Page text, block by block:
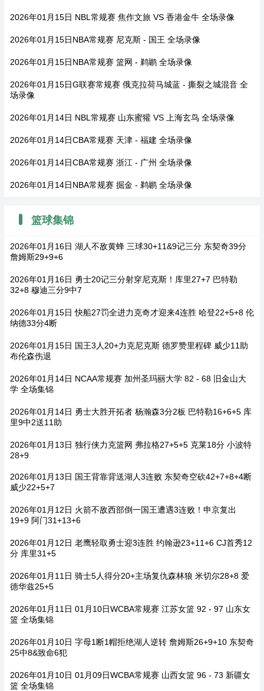
2026年01月15日 NBL常规赛 焦作文旅 VS 香港金牛 全场录像
2026年01月15日NBA常规赛 尼克斯 - 国王 全场录像
2026年01月15日NBA常规赛 篮网 - 鹈鹕 全场录像
2026年01月15日G联赛常规赛 俄克拉荷马城蓝 - 撕裂之城混音 全
场录像
2026年01月14日 NBL常规赛 山东蜜獾 VS 上海玄鸟 全场录像
2026年01月14日CBA常规赛 天津 - 福建 全场录像
2026年01月14日CBA常规赛 浙江 - 广州 全场录像
2026年01月14日NBA常规赛 掘金 - 鹈鹕 全场录像
篮球集锦
2026年01月16日 湖人不敌黄蜂 三球30+11&9记三分 东契奇39分
詹姆斯29+9+6
2026年01月16日 勇士20记三分射穿尼克斯！库里27+7 巴特勒
32+8 穆迪三分9中7
2026年01月15日 快船27罚全进力克奇才迎来4连胜 哈登22+5+8 伦
纳德33分4断
2026年01月15日 国王3人20+力克尼克斯 德罗赞里程碑 威少11助
布伦森伤退
2026年01月14日 NCAA常规赛 加州圣玛丽大学 82 - 68 旧金山大
学 全场集锦
2026年01月14日 勇士大胜开拓者 杨瀚森3分2板 巴特勒16+6+5 库
里9中2送11助
2026年01月13日 独行侠力克篮网 弗拉格27+5+5 克莱18分 小波特
28+9
2026年01月13日 国王背靠背送湖人3连败 东契奇空砍42+7+8+4断
威少22+5+7
2026年01月12日 火箭不敌西部倒一国王遭遇3连败！申京复出
19+9 阿门31+13+6
2026年01月12日 老鹰轻取勇士迎3连胜 约翰逊23+11+6 CJ首秀12
分 库里31+5
2026年01月11日 骑士5人得分20+主场复仇森林狼 米切尔28+8 爱
德华兹25+5
2026年01月11日 01月10日WCBA常规赛 江苏女篮 92 - 97 山东女
篮 全场集锦
2026年01月10日 字母1断1帽拒绝湖人逆转 詹姆斯26+9+10 东契奇
25中8&致命6犯
2026年01月10日 01月09日WCBA常规赛 山西女篮 96 - 73 新疆女
篮 全场集锦